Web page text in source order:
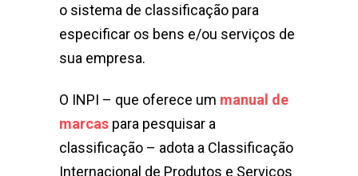
o sistema de classificação para
especificar os bens e/ou serviços de
sua empresa.
O INPI – que oferece um manual de
marcas para pesquisar a
classificação – adota a Classificação
Internacional de Produtos e Serviços